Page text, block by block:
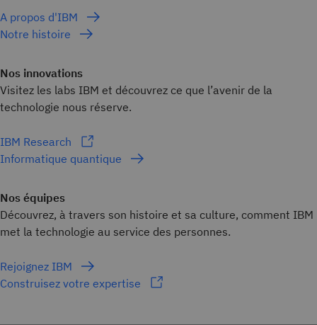
A propos d'IBM
Notre histoire
Nos innovations
Visitez les labs IBM et découvrez ce que l’avenir de la
technologie nous réserve.
IBM Research
Informatique quantique
Nos équipes
Découvrez, à travers son histoire et sa culture, comment IBM
met la technologie au service des personnes.
Rejoignez IBM
Construisez votre expertise